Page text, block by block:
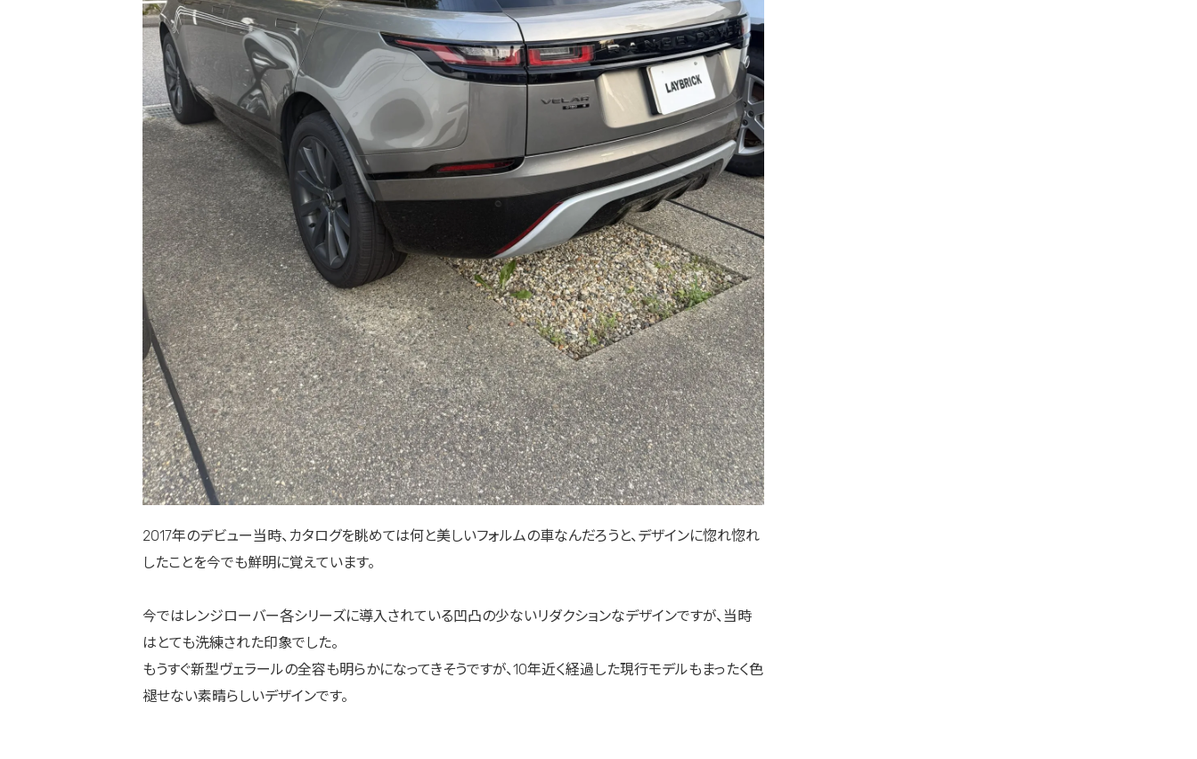
2017年のデビュー当時、カタログを眺めては何と美しいフォルムの車なんだろうと、デザインに惚れ惚れ
したことを今でも鮮明に覚えています。
今ではレンジローバー各シリーズに導入されている凹凸の少ないリダクションなデザインですが、当時
はとても洗練された印象でした。
もうすぐ新型ヴェラールの全容も明らかになってきそうですが、10年近く経過した現行モデルもまったく色
褪せない素晴らしいデザインです。